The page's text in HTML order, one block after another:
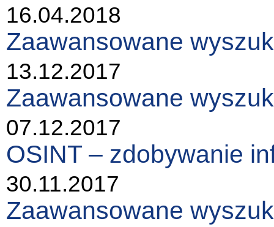
16.04.2018
Zaawansowane
13.12.2017
Zaawansowane
07.12.2017
OSINT – zdobywanie
30.11.2017
Zaawansowane